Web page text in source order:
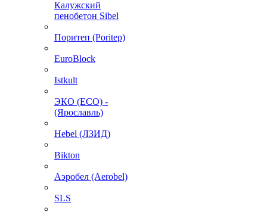
Калужский
пенобетон Sibel
Поритеп (Poritep)
EuroBlock
Istkult
ЭКО (ECO) -
(Ярославль)
Hebel (ЛЗИД)
Bikton
Аэробел (Aerobel)
SLS